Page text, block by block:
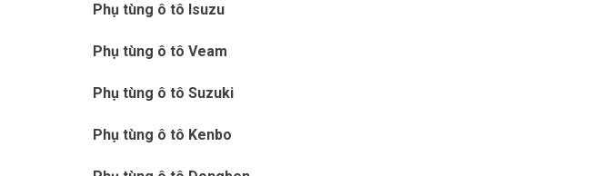
Phụ tùng ô tô Isuzu
Phụ tùng ô tô Veam
Phụ tùng ô tô Suzuki
Phụ tùng ô tô Kenbo